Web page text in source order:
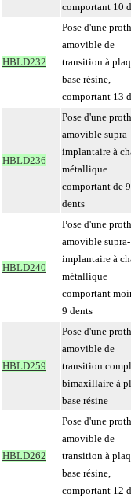
comportant 10
HBLD232
Pose d'une
amovible de
transition à
base résine,
comportant 13
HBLD236
Pose d'une
amovible supra-
implantaire à
métallique
comportant de
dents
HBLD240
Pose d'une
amovible supra-
implantaire à
métallique
comportant
9 dents
HBLD259
Pose d'une
amovible de
transition
bimaxillaire à
base résine
HBLD262
Pose d'une
amovible de
transition à
base résine,
comportant 12